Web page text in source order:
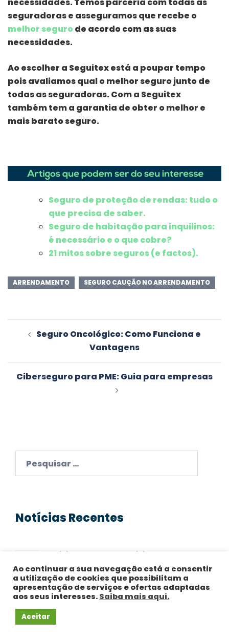
seguradoras e asseguramos que recebe o
melhor seguro de acordo com as suas
necessidades.
Ao escolher a Seguitex está a poupar tempo
pois avaliamos qual o melhor seguro junto de
todas as seguradoras. Com a Seguitex
também tem a garantia de obter o melhor e
mais barato seguro.
Seguro de proteção de rendas: tudo o
que precisa de saber.
Seguro de habitação para inquilinos:
é necessário e o que cobre?
21 mitos sobre seguros (e factos).
ARRENDAMENTO SEGURO CAUÇÃO NO ARRENDAMENTO
Seguro Oncológico: Como Funciona e
Vantagens
Ciberseguro para PME: Guia para empresas
por:
Notícias Recentes
Administrador de condomínio: que seguros
Seguro para lojas online e e-commerce: A lista
completa
Ao continuar a sua navegação está a consentir
a utilização de cookies que possibilitam a
apresentação de serviços e ofertas adaptadas
aos seus interesses. Saiba mais aqui.
Aceitar